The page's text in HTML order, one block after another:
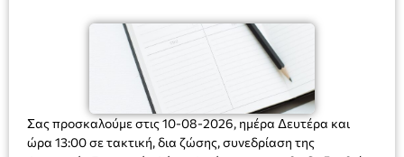
Σας προσκαλούμε στις 10-08-2026, ημέρα Δευτέρα και
ώρα 13:00 σε τακτική, δια ζώσης, συνεδρίαση της